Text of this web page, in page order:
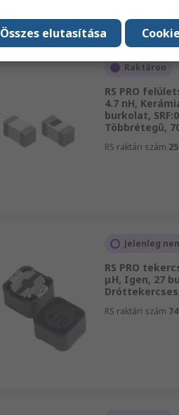
Raktáron
RS PRO
4.7 nH,
burkolat,
Többrétegű,
RS raktári szám
Jelenleg
RS PRO
μH, Igen, 27
RS raktári szám
Összes elutasítása